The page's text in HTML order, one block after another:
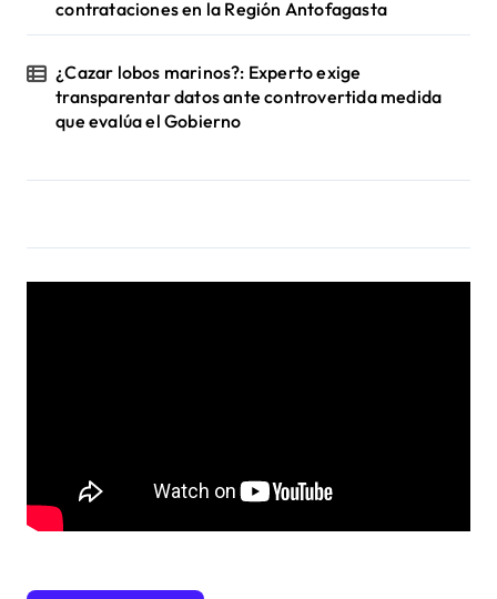
contrataciones en la Región Antofagasta
¿Cazar lobos marinos?: Experto exige
transparentar datos ante controvertida medida
que evalúa el Gobierno